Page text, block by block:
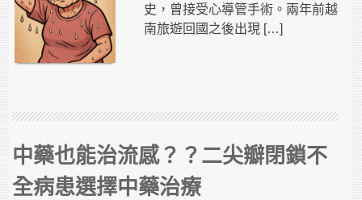
史，曾接受心導管手術。兩年前越
南旅遊回國之後出現 […]
中藥也能治流感？？二尖瓣閉鎖不
全病患選擇中藥治療